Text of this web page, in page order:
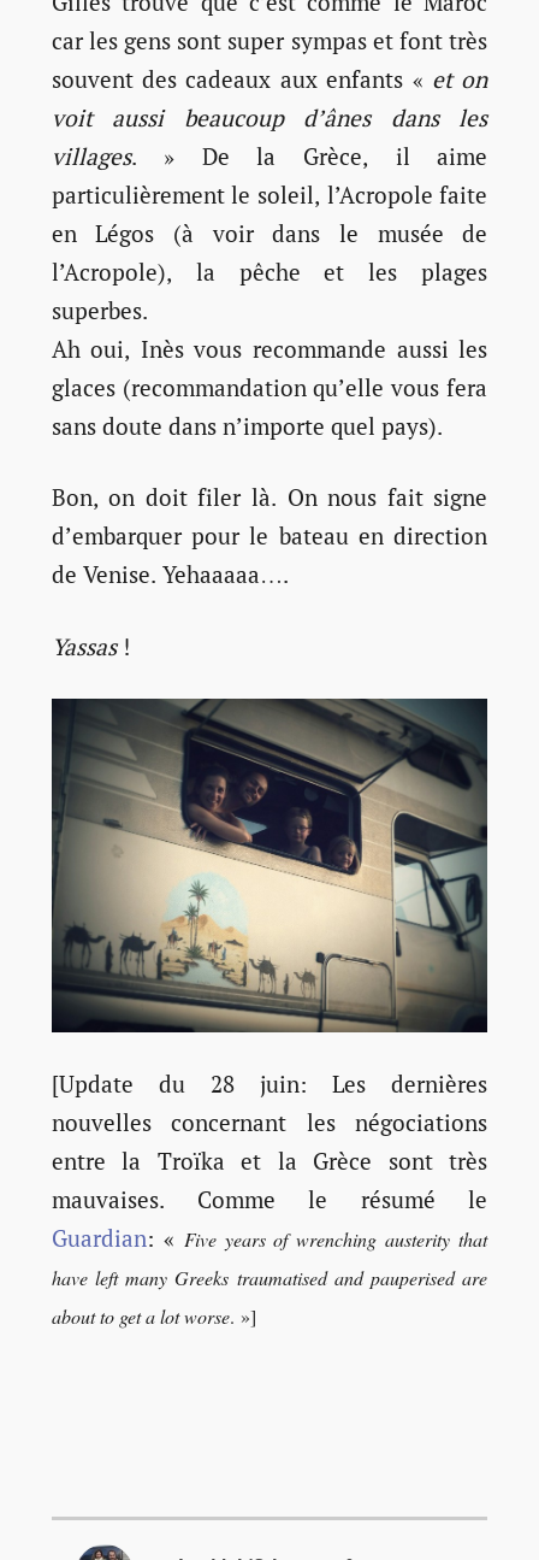
car les gens sont super sympas et font très
souvent des cadeaux aux enfants « et on
voit aussi beaucoup d’ânes dans les
villages. » De la Grèce, il aime
particulièrement le soleil, l’Acropole faite
en Légos (à voir dans le musée de
l’Acropole), la pêche et les plages
superbes.
Ah oui, Inès vous recommande aussi les
glaces (recommandation qu’elle vous fera
sans doute dans n’importe quel pays).
Bon, on doit filer là. On nous fait signe
d’embarquer pour le bateau en direction
de Venise. Yehaaaaa….
Yassas!
[Update du 28 juin: Les dernières
nouvelles concernant les négociations
entre la Troïka et la Grèce sont très
mauvaises. Comme le résumé le
Guardian: « Five years of wrenching austerity that
have left many Greeks traumatised and pauperised are
about to get a lot worse. »]